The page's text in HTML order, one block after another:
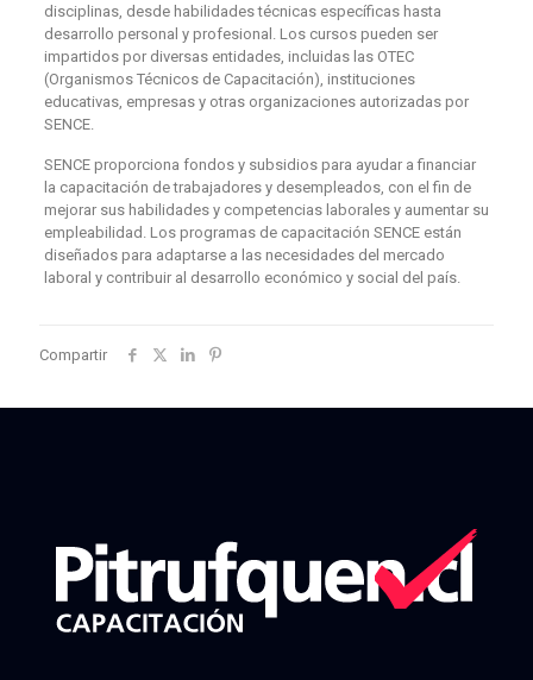
disciplinas, desde habilidades técnicas específicas hasta
desarrollo personal y profesional. Los cursos pueden ser
impartidos por diversas entidades, incluidas las OTEC
(Organismos Técnicos de Capacitación), instituciones
educativas, empresas y otras organizaciones autorizadas por
SENCE.
SENCE proporciona fondos y subsidios para ayudar a financiar
la capacitación de trabajadores y desempleados, con el fin de
mejorar sus habilidades y competencias laborales y aumentar su
empleabilidad. Los programas de capacitación SENCE están
diseñados para adaptarse a las necesidades del mercado
laboral y contribuir al desarrollo económico y social del país.
Compartir